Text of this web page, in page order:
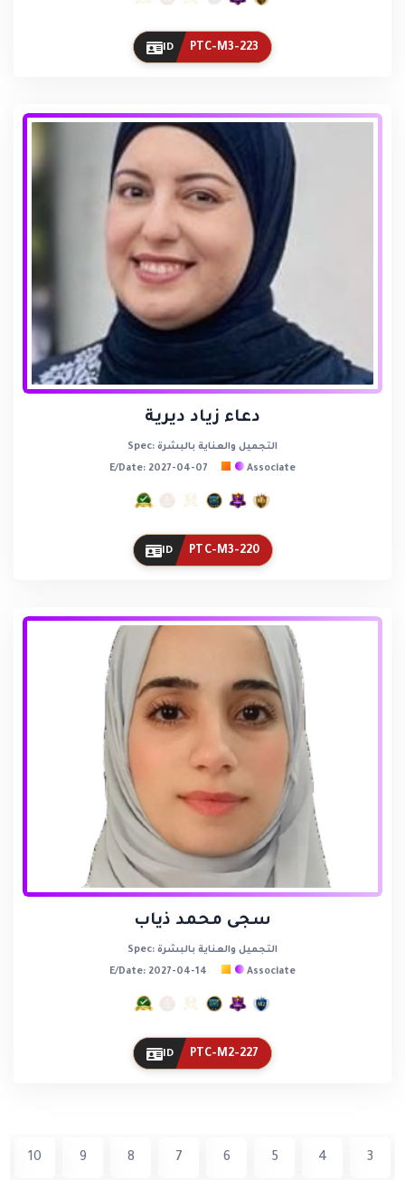
ID PTC-M3-223
دعاء زياد ديرية
Spec: التجميل والعناية بالبشرة
E/Date: 2027-04-07 Associate
ID PTC-M3-220
سجى محمد ذياب
Spec: التجميل والعناية بالبشرة
E/Date: 2027-04-14 Associate
ID PTC-M2-227
3
4
5
6
7
8
9
10